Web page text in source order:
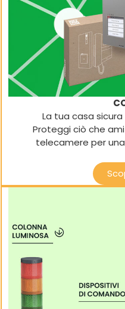
La tua casa
Proteggi ciò che
telecamere per